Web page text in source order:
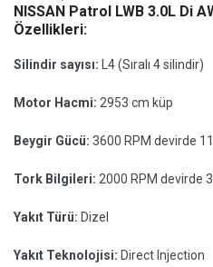
NISSAN Patrol LWB 3.0L Di
Özellikleri:
Silindir sayısı: L4 (Sıralı 4 silindir)
Motor Hacmi: 2953 cm küp
Beygir Gücü: 3600 RPM devirde
Tork Bilgileri: 2000 RPM devirde
Yakıt Türü: Dizel
Yakıt Teknolojisi: Direct Injection